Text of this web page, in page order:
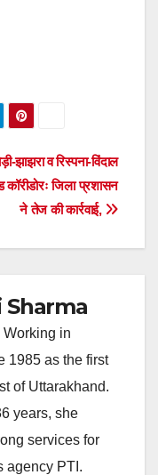
झाझरा व रिस्पना-विंदाल
कॉरीडोरः जिला प्रशासन
ने तेज की कार्रवाई,
Sharma
in
1985 as the first
of Uttarakhand.
years, she
services for
agency PTI.